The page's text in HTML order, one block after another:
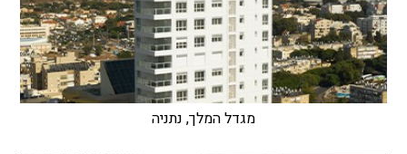
מגדל המלך, נתניה